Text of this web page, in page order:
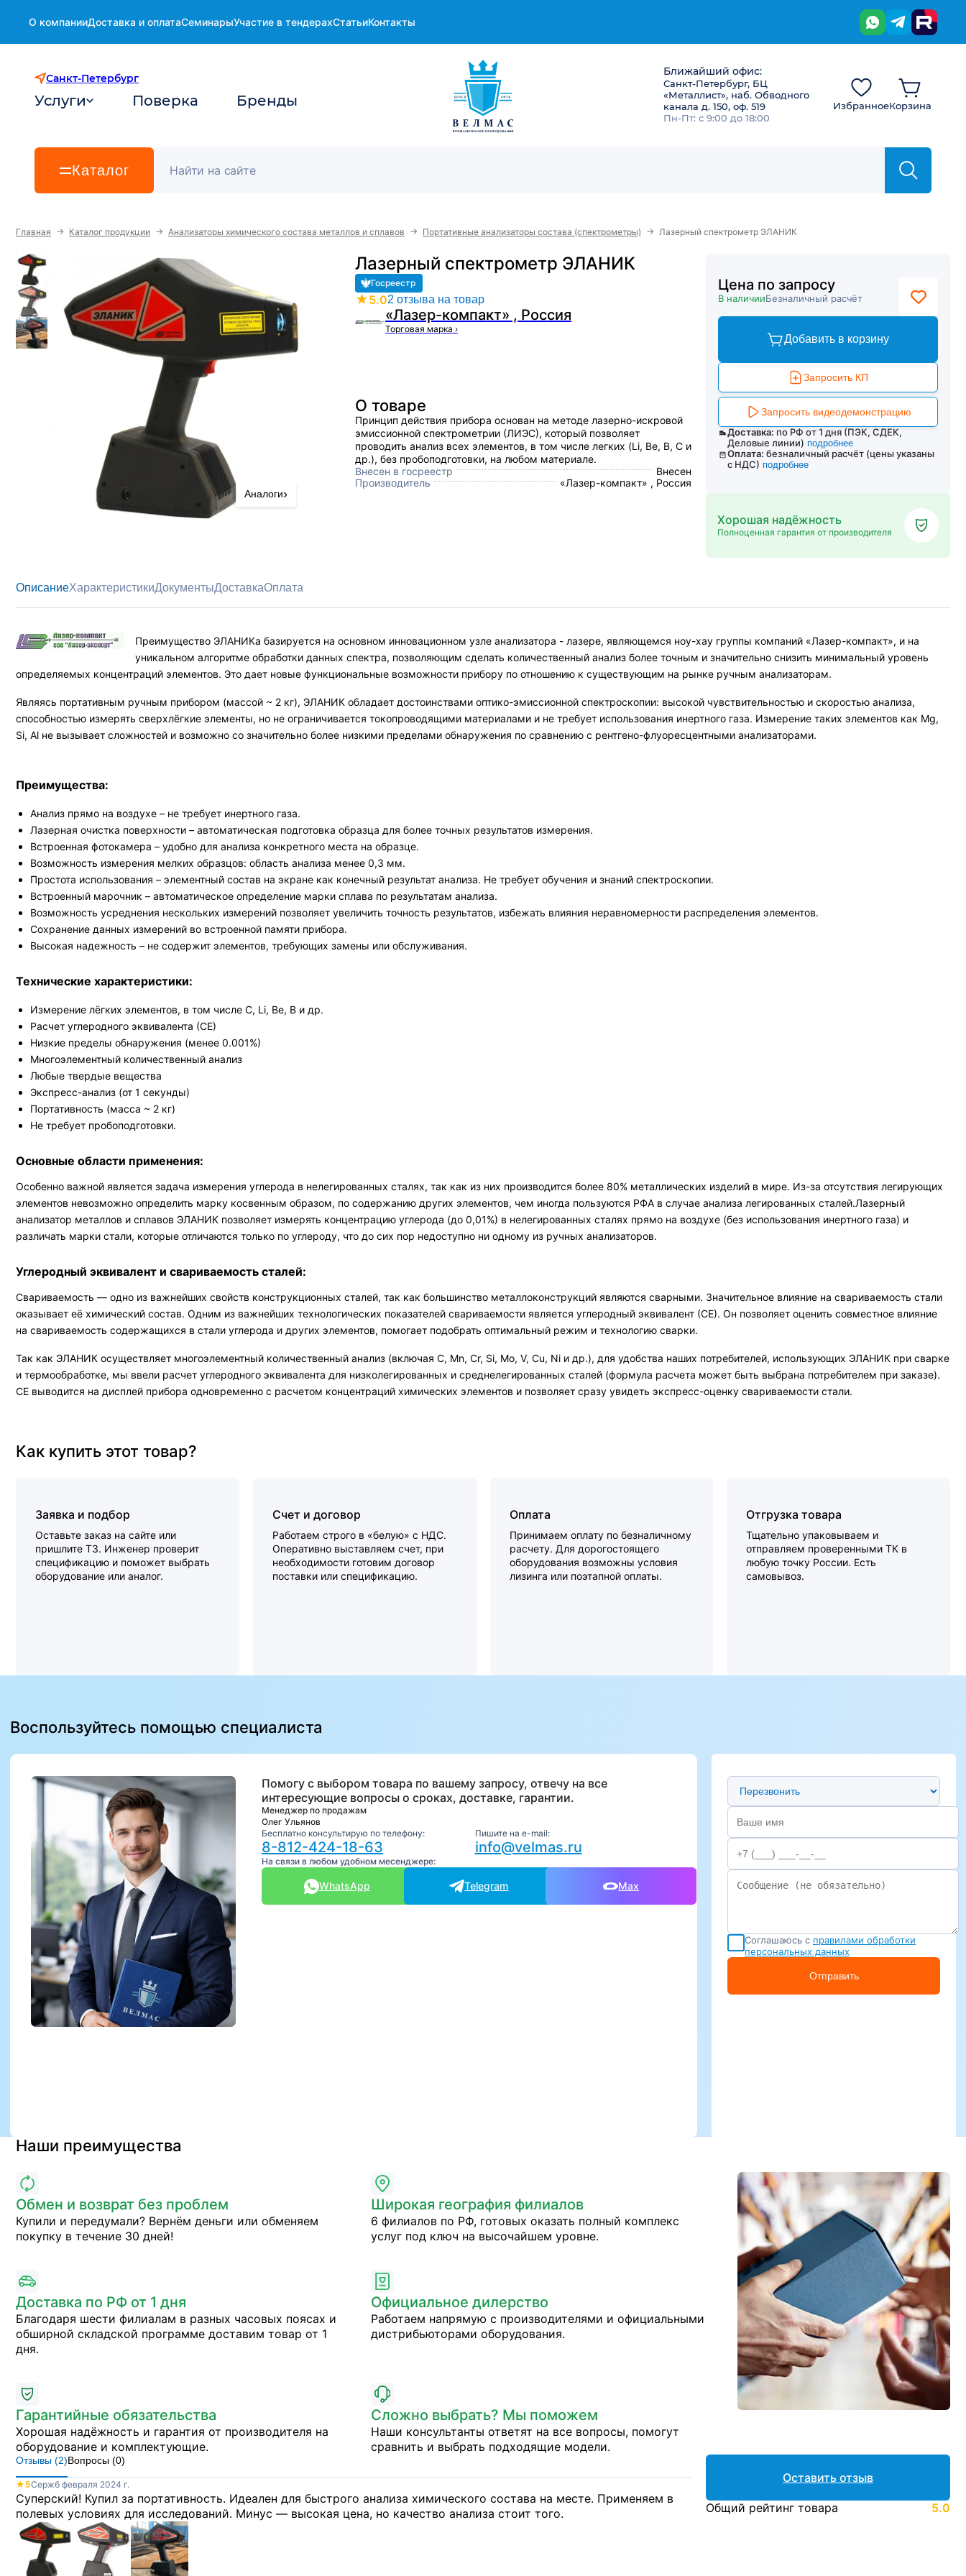
О компанииДоставка и оплатаСеминарыУчастие в тендерахСтатьиКонтакты
Санкт-Петербург
Услуги Поверка Бренды
Ближайший офис:
Санкт-Петербург, БЦ
«Металлист», наб. Обводного
канала д. 150, оф. 519
Пн-Пт: с 9:00 до 18:00
ИзбранноеКорзина
Каталог
Главная → Каталог продукции → Анализаторы химического состава металлов и сплавов → Портативные анализаторы состава (спектрометры) → Лазерный спектрометр ЭЛАНИК
Лазерный спектрометр ЭЛАНИК
Госреестр
★5.02 отзыва на товар
«Лазер-компакт» , Россия
Торговая марка ›
Аналоги›
О товаре
Принцип действия прибора основан на методе лазерно-искровой
эмиссионной спектрометрии (ЛИЭС), который позволяет
проводить анализ всех элементов, в том числе легких (Li, Be, B, С и
др.), без пробоподготовки, на любом материале.
Внесен в госреестр
Внесен
Производитель
«Лазер-компакт» , Россия
Цена по запросу
В наличииБезналичный расчёт
Добавить в корзину
Запросить КП
Запросить видеодемонстрацию
Доставка: по РФ от 1 дня (ПЭК, СДЕК,
Деловые линии) подробнее
Оплата: безналичный расчёт (цены указаны
с НДС) подробнее
Хорошая надёжность
Полноценная гарантия от производителя
ОписаниеХарактеристикиДокументыДоставкаОплата
Преимущество ЭЛАНИКа базируется на основном инновационном узле анализатора - лазере, являющемся ноу-хау группы компаний «Лазер-компакт», и на
уникальном алгоритме обработки данных спектра, позволяющим сделать количественный анализ более точным и значительно снизить минимальный уровень
определяемых концентраций элементов. Это дает новые функциональные возможности прибору по отношению к существующим на рынке ручным анализаторам.
Являясь портативным ручным прибором (массой ~ 2 кг), ЭЛАНИК обладает достоинствами оптико-эмиссионной спектроскопии: высокой чувствительностью и скоростью анализа,
способностью измерять сверхлёгкие элементы, но не ограничивается токопроводящими материалами и не требует использования инертного газа. Измерение таких элементов как Mg,
Si, Al не вызывает сложностей и возможно со значительно более низкими пределами обнаружения по сравнению с рентгено-флуоресцентными анализаторами.
Преимущества:
Анализ прямо на воздухе – не требует инертного газа.
Лазерная очистка поверхности – автоматическая подготовка образца для более точных результатов измерения.
Встроенная фотокамера – удобно для анализа конкретного места на образце.
Возможность измерения мелких образцов: область анализа менее 0,3 мм.
Простота использования – элементный состав на экране как конечный результат анализа. Не требует обучения и знаний спектроскопии.
Встроенный марочник – автоматическое определение марки сплава по результатам анализа.
Возможность усреднения нескольких измерений позволяет увеличить точность результатов, избежать влияния неравномерности распределения элементов.
Сохранение данных измерений во встроенной памяти прибора.
Высокая надежность – не содержит элементов, требующих замены или обслуживания.
Технические характеристики:
Измерение лёгких элементов, в том числе С, Li, Be, B и др.
Расчет углеродного эквивалента (СЕ)
Низкие пределы обнаружения (менее 0.001%)
Многоэлементный количественный анализ
Любые твердые вещества
Экспресс-анализ (от 1 секунды)
Портативность (масса ~ 2 кг)
Не требует пробоподготовки.
Основные области применения:
Особенно важной является задача измерения углерода в нелегированных сталях, так как из них производится более 80% металлических изделий в мире. Из-за отсутствия легирующих
элементов невозможно определить марку косвенным образом, по содержанию других элементов, чем иногда пользуются РФА в случае анализа легированных сталей.Лазерный
анализатор металлов и сплавов ЭЛАНИК позволяет измерять концентрацию углерода (до 0,01%) в нелегированных сталях прямо на воздухе (без использования инертного газа) и
различать марки стали, которые отличаются только по углероду, что до сих пор недоступно ни одному из ручных анализаторов.
Углеродный эквивалент и свариваемость сталей:
Свариваемость — одно из важнейших свойств конструкционных сталей, так как большинство металлоконструкций являются сварными. Значительное влияние на свариваемость стали
оказывает её химический состав. Одним из важнейших технологических показателей свариваемости является углеродный эквивалент (СЕ). Он позволяет оценить совместное влияние
на свариваемость содержащихся в стали углерода и других элементов, помогает подобрать оптимальный режим и технологию сварки.
Так как ЭЛАНИК осуществляет многоэлементный количественный анализ (включая С, Mn, Cr, Si, Mo, V, Cu, Ni и др.), для удобства наших потребителей, использующих ЭЛАНИК при сварке
и термообработке, мы ввели расчет углеродного эквивалента для низколегированных и среднелегированных сталей (формула расчета может быть выбрана потребителем при заказе).
СЕ выводится на дисплей прибора одновременно с расчетом концентраций химических элементов и позволяет сразу увидеть экспресс-оценку свариваемости стали.
Как купить этот товар?
Заявка и подбор
Оставьте заказ на сайте или
пришлите ТЗ. Инженер проверит
спецификацию и поможет выбрать
оборудование или аналог.
Счет и договор
Работаем строго в «белую» с НДС.
Оперативно выставляем счет, при
необходимости готовим договор
поставки или спецификацию.
Оплата
Принимаем оплату по безналичному
расчету. Для дорогостоящего
оборудования возможны условия
лизинга или поэтапной оплаты.
Отгрузка товара
Тщательно упаковываем и
отправляем проверенными ТК в
любую точку России. Есть
самовывоз.
Воспользуйтесь помощью специалиста
Помогу с выбором товара по вашему запросу, отвечу на все
интересующие вопросы о сроках, доставке, гарантии.
Менеджер по продажам
Олег Ульянов
Бесплатно консультирую по телефону:
8-812-424-18-63
Пишите на e-mail:
info@velmas.ru
На связи в любом удобном месенджере:
WhatsApp Telegram Max
Предпочтительный способ связи
Соглашаюсь с правилами обработки
персональных данных
Отправить
Наши преимущества
Обмен и возврат без проблем
Купили и передумали? Вернём деньги или обменяем
покупку в течение 30 дней!
Широкая география филиалов
6 филиалов по РФ, готовых оказать полный комплекс
услуг под ключ на высочайшем уровне.
Доставка по РФ от 1 дня
Благодаря шести филиалам в разных часовых поясах и
обширной складской программе доставим товар от 1
дня.
Официальное дилерство
Работаем напрямую с производителями и официальными
дистрибьюторами оборудования.
Гарантийные обязательства
Хорошая надёжность и гарантия от производителя на
оборудование и комплектующие.
Сложно выбрать? Мы поможем
Наши консультанты ответят на все вопросы, помогут
сравнить и выбрать подходящие модели.
Отзывы (2)Вопросы (0)
★ 5Серж6 февраля 2024 г.
Суперский! Купил за портативность. Идеален для быстрого анализа химического состава на месте. Применяем в
полевых условиях для исследований. Минус — высокая цена, но качество анализа стоит того.
Оставить отзыв
Общий рейтинг товара 5.0